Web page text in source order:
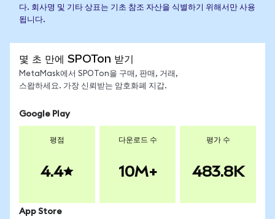
다. 회사명 및 기타 상표는 기초 참조 자산을 식별하기 위해서만 사용
됩니다.
몇 초 만에 SPOTon 받기
MetaMask에서 SPOTon을 구매, 판매, 거래,
스왑하세요. 가장 신뢰받는 암호화폐 지갑.
Google Play
평점
4.4
다운로드 수
10M+
평가 수
483.8K
App Store